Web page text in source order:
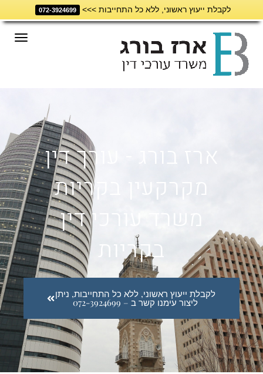
לקבלת ייעוץ ראשוני, ללא כל התחייבות >>> 072-3924699
ארז בורג - עורך דין
מקרקעין בקריות
משרד עורכי דין
בקריות
לקבלת ייעוץ ראשוני, ללא כל התחייבות, ניתן
ליצור עימנו קשר ב – 072-3924699